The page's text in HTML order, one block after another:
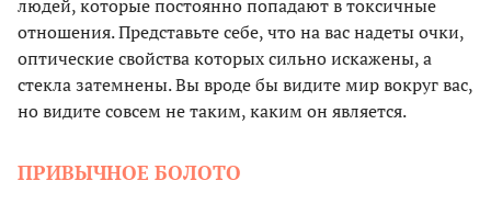
людей, которые постоянно попадают в токсичные
отношения. Представьте себе, что на вас надеты очки,
оптические свойства которых сильно искажены, а
стекла затемнены. Вы вроде бы видите мир вокруг вас,
но видите совсем не таким, каким он является.
ПРИВЫЧНОЕ БОЛОТО